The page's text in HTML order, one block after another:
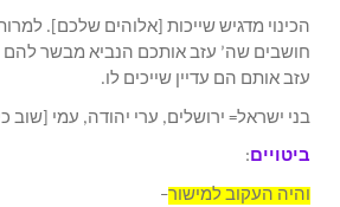
הכינוי מדגיש שייכות [אלוהים שלכם].
חושבים שה’ עזב אותכם הנביא מבשר להם
עזב אותם הם עדיין שייכים לו.
בני ישראל= ירושלים, ערי יהודה, עמי [שוב
ביטויים:
והיה העקוב למישור–